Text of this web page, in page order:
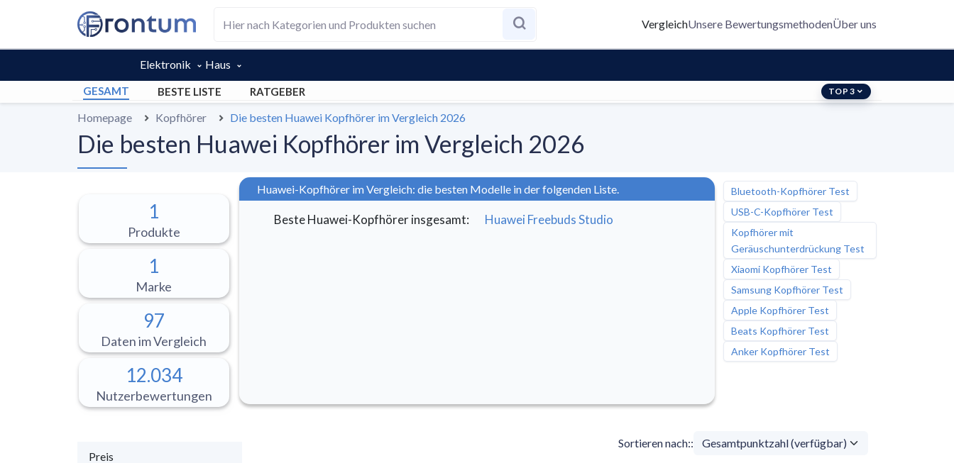
VergleichUnsere BewertungsmethodenÜber uns
Elektronik Haus
GESAMT BESTE LISTE RATGEBER TOP 3
Homepage Kopfhörer Die besten Huawei Kopfhörer im Vergleich 2026
Die besten Huawei Kopfhörer im Vergleich 2026
1
Produkte
1
Marke
97
Daten im Vergleich
12.034
Nutzerbewertungen
Huawei-Kopfhörer im Vergleich: die besten Modelle in der folgenden Liste.
Beste Huawei-Kopfhörer insgesamt: Huawei Freebuds Studio
Bluetooth-Kopfhörer Test
USB-C-Kopfhörer Test
Kopfhörer mit
Geräuschunterdrückung Test
Xiaomi Kopfhörer Test
Samsung Kopfhörer Test
Apple Kopfhörer Test
Beats Kopfhörer Test
Anker Kopfhörer Test
Preis
Sortieren nach::